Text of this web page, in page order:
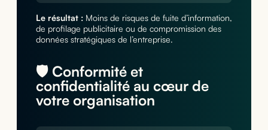
Le résultat :Moins de risques de fuite d’information,
de profilage publicitaire ou de compromission des
données stratégiques de l’entreprise.
🛡️ Conformité et
confidentialité au cœur de
votre organisation